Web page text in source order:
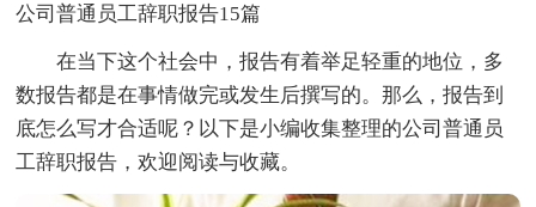
公司普通员工辞职报告15篇
在当下这个社会中，报告有着举足轻重的地位，多
数报告都是在事情做完或发生后撰写的。那么，报告到
底怎么写才合适呢？以下是小编收集整理的公司普通员
工辞职报告，欢迎阅读与收藏。